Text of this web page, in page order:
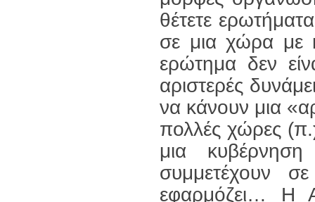
θέτετε
σε μια χώρα με
ερώτημα δεν
αριστερές
να κάνουν μια
πολλές χώρες
μια
συμμετέχουν
εφαρμόζει… Η